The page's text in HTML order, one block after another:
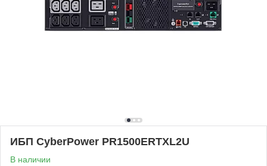
ИБП CyberPower PR1500ERTXL2U
В наличии